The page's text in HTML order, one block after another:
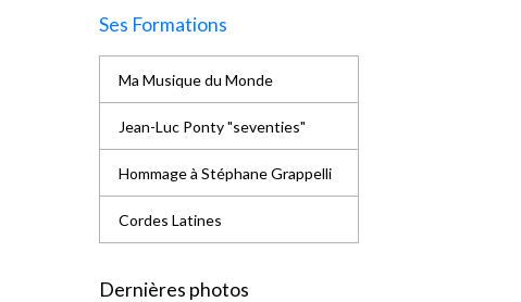
Ses Formations
Ma Musique du Monde
Jean-Luc Ponty "seventies"
Hommage à Stéphane Grappelli
Cordes Latines
Dernières photos